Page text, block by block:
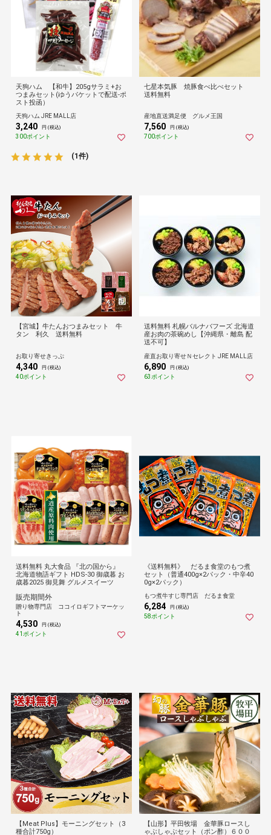
天狗ハム 【和牛】205gサラミ+お
つまみセット(ゆうパケットで配送-ポ
スト投函）
天狗ハム JRE MALL店
3,240 円 (税込)
300ポイント
(1件)
七星本気豚 焼豚食べ比べセット
送料無料
産地直送満足便 グルメ王国
7,560 円 (税込)
700ポイント
【宮城】牛たんおつまみセット 牛
タン 利久 送料無料
お取り寄せきっぷ
4,340 円 (税込)
40ポイント
送料無料 札幌バルナバフーズ 北海道
産お肉の茶碗めし【沖縄県・離島 配
送不可】
産直お取り寄せＮセレクト JRE MALL店
6,890 円 (税込)
63ポイント
送料無料 丸大食品 『北の国から』
北海道物語ギフト HDS-30 御歳暮 お
歳暮2025 御見舞 グルメスイーツ
販売期間外
贈り物専門店 ココイロギフトマーケッ
ト
4,530 円 (税込)
41ポイント
《送料無料》 だるま食堂のもつ煮
セット（普通400g×2パック・中辛40
0g×2パック）
もつ煮牛すじ専門店 だるま食堂
6,284 円 (税込)
58ポイント
【Meat Plus】モーニングセット（3
種合計750g）
【山形】平田牧場 金華豚ロースし
ゃぶしゃぶセット（ポン酢）６００